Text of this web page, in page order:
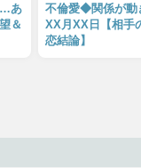
あ
＆
不倫愛◆関係が動
XX月XX日【相手
恋結論】